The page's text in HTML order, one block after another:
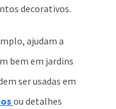
decorativos.
ajudam a
bem em jardins
ser usadas em
ou detalhes